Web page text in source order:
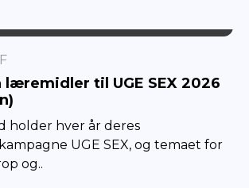
læremidler til UGE SEX 2026
holder hver år deres
UGE SEX, og temaet for
og..